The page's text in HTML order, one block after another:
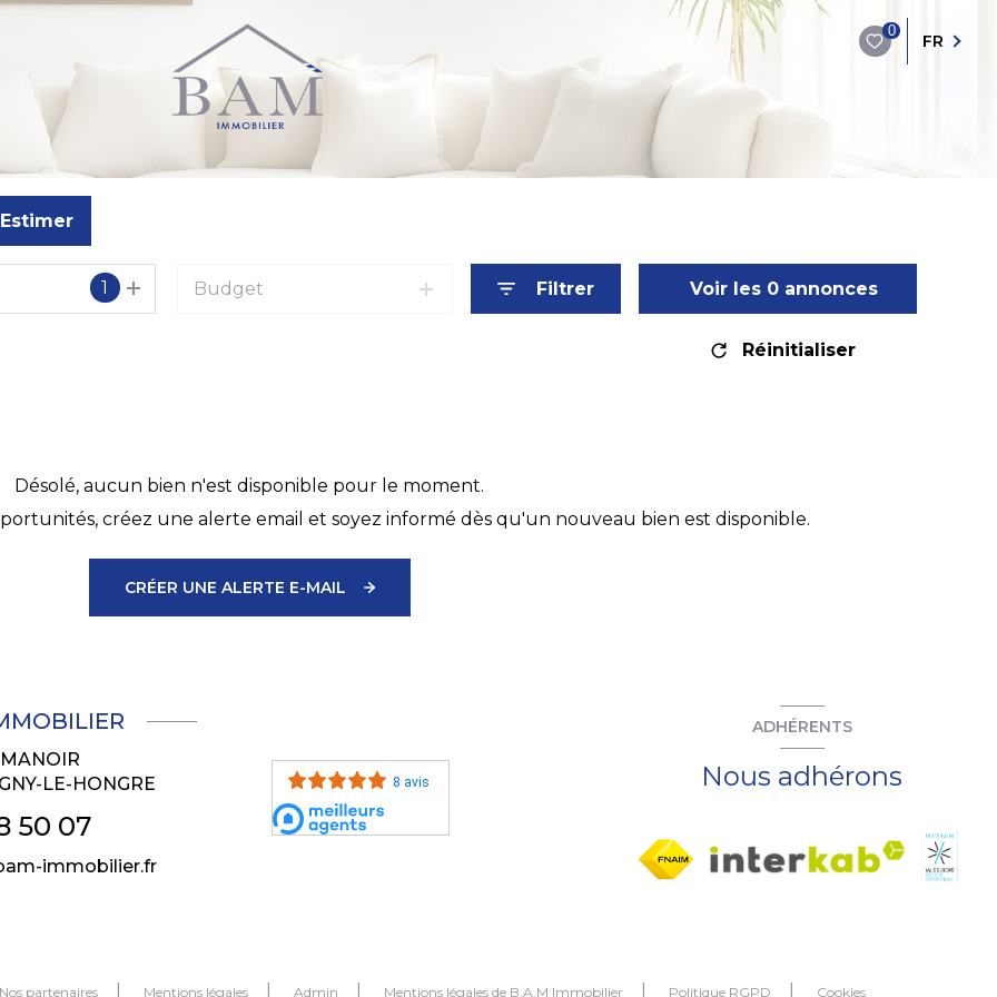
0
FR
Estimer
1 Budget Filtrer Voir les 0annonces
Réinitialiser
Désolé, aucun bien n'est disponible pour le moment.
créez une alerte email et soyez informé dès qu'un nouveau bien est disponible.
CRÉER UNE ALERTE E-MAIL
MANOIR
LE-HONGRE
50 07
immobilier.fr
8 avis
ADHÉRENTS
Nous adhérons
Nos partenaires Mentions légales Admin Mentions légales de B.A.M Immobilier Politique RGPD Cookies